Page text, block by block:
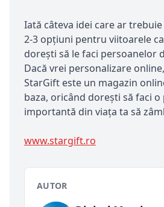
Iată câteva idei care ar
2-3 opțiuni pentru viitoarele
dorești să le faci persoanelor
Dacă vrei personalizare
StarGift este un magazin
baza, oricând dorești să faci o
importantă din viața ta să
www.stargift.ro
AUTOR